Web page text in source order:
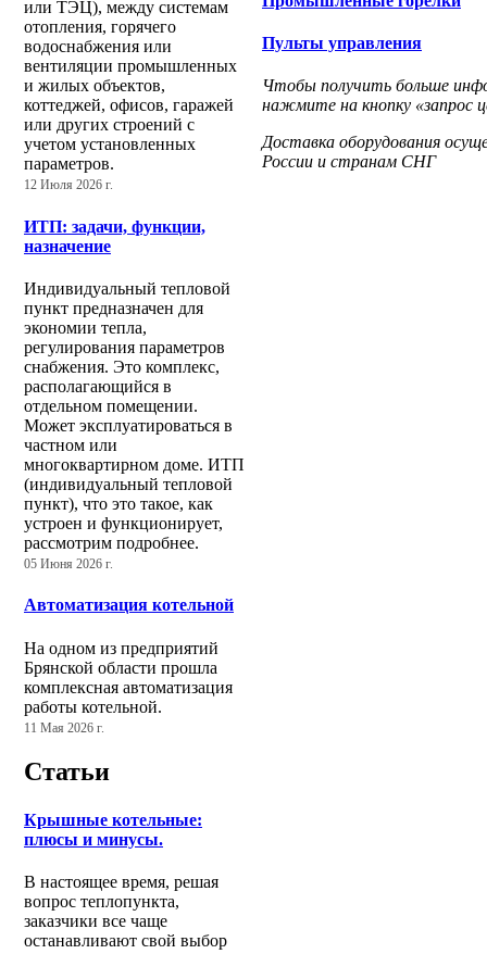
или ТЭЦ), между системам
отопления, горячего
водоснабжения или
вентиляции промышленных
и жилых объектов,
коттеджей, офисов, гаражей
или других строений с
учетом установленных
параметров.
12 Июля 2026 г.
ИТП: задачи, функции,
назначение
Индивидуальный тепловой
пункт предназначен для
экономии тепла,
регулирования параметров
снабжения. Это комплекс,
располагающийся в
отдельном помещении.
Может эксплуатироваться в
частном или
многоквартирном доме. ИТП
(индивидуальный тепловой
пункт), что это такое, как
устроен и функционирует,
рассмотрим подробнее.
05 Июня 2026 г.
Автоматизация котельной
На одном из предприятий
Брянской области прошла
комплексная автоматизация
работы котельной.
11 Мая 2026 г.
Статьи
Крышные котельные:
плюсы и минусы.
В настоящее время, решая
вопрос теплопункта,
заказчики все чаще
останавливают свой выбор
Пульты управления
Чтобы получить больше
нажмите на кнопку «запрос
Доставка оборудования
России и странам СНГ